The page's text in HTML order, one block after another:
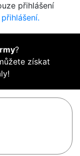
přihlášení
?
získat